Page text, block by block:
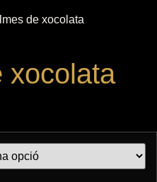
de xocolata
xocolata